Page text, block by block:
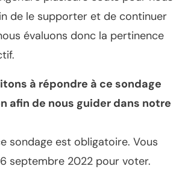
de le supporter et de continuer
évaluons donc la pertinence
à répondre à ce sondage
afin de nous guider dans notre
sondage est obligatoire. Vous
septembre 2022 pour voter.